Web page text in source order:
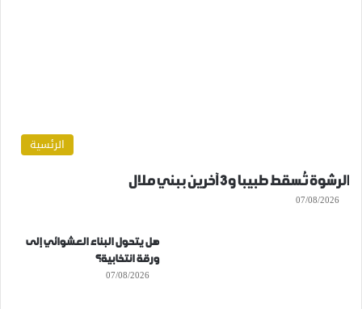
الرئسية
الرشوة تُسقط طبيبا و3 آخرين ببني ملال
07/08/2026
هل يتحول البناء العشوائي إلى
ورقة انتخابية؟
07/08/2026